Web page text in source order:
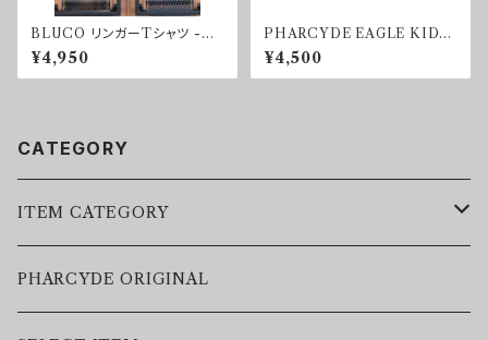
BLUCO リンガーTシャツ -HE
X PATCH-
¥4,950
PHARCYDE EAGLE KIDS
T-shirt
¥4,500
CATEGORY
ITEM CATEGORY
LEATHER JACKET
PHARCYDE ORIGINAL